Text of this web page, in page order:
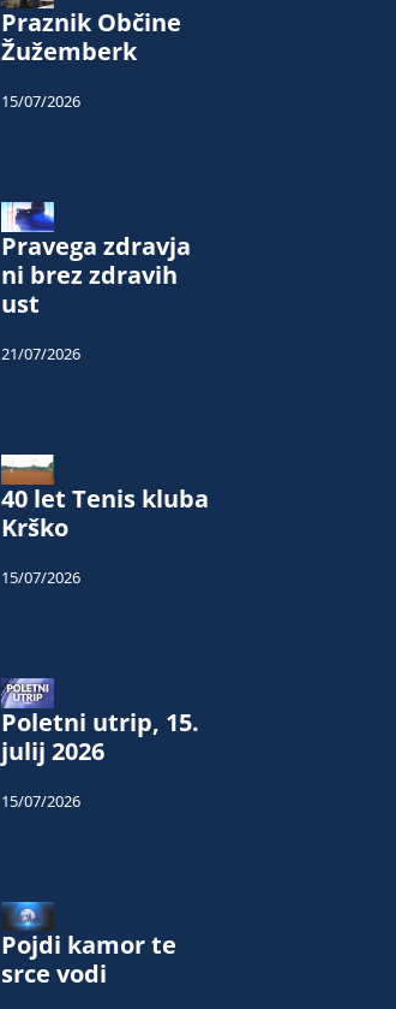
Praznik Občine
Žužemberk
15/07/2026
Pravega zdravja
ni brez zdravih
ust
21/07/2026
40 let Tenis kluba
Krško
15/07/2026
Poletni utrip, 15.
julij 2026
15/07/2026
Pojdi kamor te
srce vodi